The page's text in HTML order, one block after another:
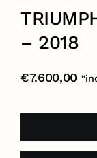
– 2018
€7.600,00